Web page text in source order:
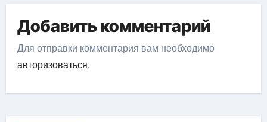
Добавить комментарий
Для отправки комментария вам необходимо
авторизоваться.